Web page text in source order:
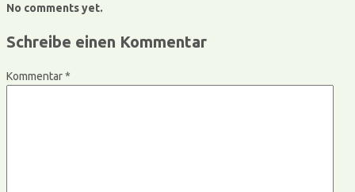
No comments yet.
Schreibe einen Kommentar
Kommentar*